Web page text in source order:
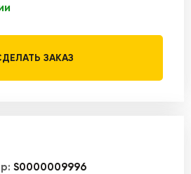
ЗАКАЗ
S0000009996